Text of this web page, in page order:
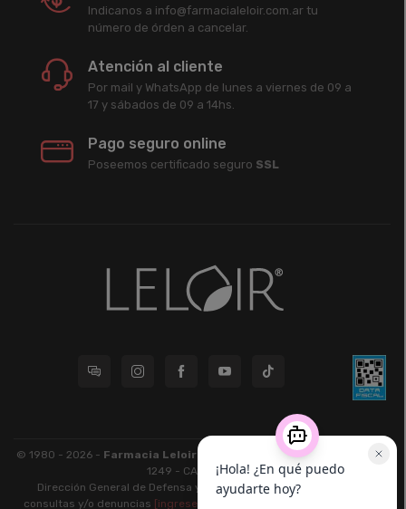
Indicanos a info@farmacialeloir.com.ar tu
número de órden a cancelar.
Atención al cliente
Por mail y WhatsApp de lunes a viernes de 09 a
17 y sábados de 09 a 14hs.
Pago seguro online
Poseemos certificado seguro SSL
© 1980 - 2026 - Farmacia Leloir S.R.L.
| CUIT 33609220789 - Larrea
1249 - CABA - CP 1117
Dirección General de Defensa y Protección al Consumidor: Para
consultas y/o denuncias [ingrese aquí]